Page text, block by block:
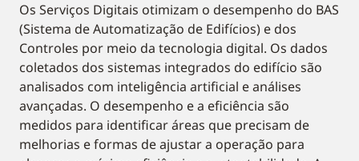
Os Serviços Digitais otimizam o desempenho do BAS
(Sistema de Automatização de Edifícios) e dos
Controles por meio da tecnologia digital. Os dados
coletados dos sistemas integrados do edifício são
analisados com inteligência artificial e análises
avançadas. O desempenho e a eficiência são
medidos para identificar áreas que precisam de
melhorias e formas de ajustar a operação para